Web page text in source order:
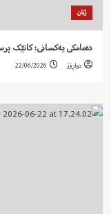
ژنان
دەمامکی یەکسانی: کاتێک
دواڕۆژ 22/06/2026